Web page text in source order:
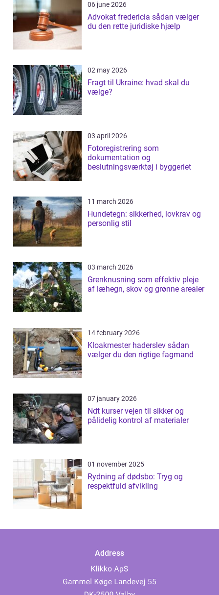
06 june 2026
Advokat fredericia sådan vælger
du den rette juridiske hjælp
02 may 2026
Fragt til Ukraine: hvad skal du
vælge?
03 april 2026
Fotoregistrering som
dokumentation og
beslutningsværktøj i byggeriet
11 march 2026
Hundetegn: sikkerhed, lovkrav og
personlig stil
03 march 2026
Grenknusning som effektiv pleje
af læhegn, skov og grønne arealer
14 february 2026
Kloakmester haderslev sådan
vælger du den rigtige fagmand
07 january 2026
Ndt kurser vejen til sikker og
pålidelig kontrol af materialer
01 november 2025
Rydning af dødsbo: Tryg og
respektfuld afvikling
Address